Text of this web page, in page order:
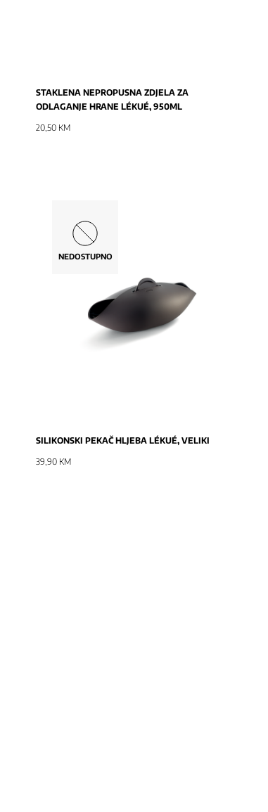
STAKLENA NEPROPUSNA ZDJELA ZA
ODLAGANJE HRANE LÉKUÉ, 950ML
20,50 KM
NOVO
NEDOSTUPNO
SILIKONSKI PEKAČ HLJEBA LÉKUÉ, VELIKI
39,90 KM